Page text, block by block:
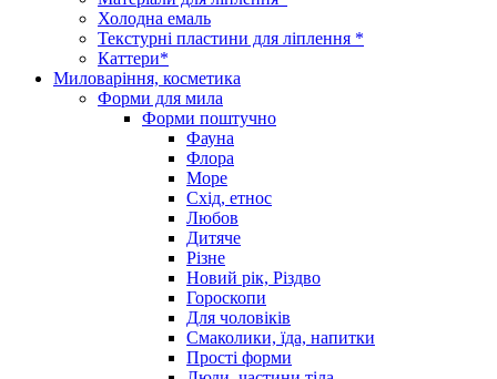
Холодна емаль
Текстурні пластини для ліплення *
Каттери*
Миловаріння, косметика
Форми для мила
Форми поштучно
Фауна
Флора
Море
Схід, етнос
Любов
Дитяче
Різне
Новий рік, Різдво
Гороскопи
Для чоловіків
Смаколики, їда, напитки
Прості форми